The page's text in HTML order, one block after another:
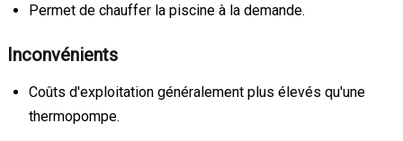
Permet de chauffer la piscine à la demande.
Inconvénients
Coûts d'exploitation généralement plus élevés qu'une
thermopompe.